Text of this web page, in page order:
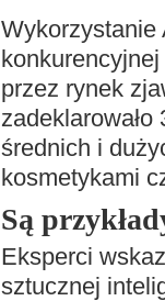
Wykorzystanie
przez rynek
średnich i
kosmetykami
Są
Eksperci
sztucznej